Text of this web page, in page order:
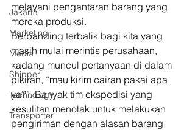
Jakarta
Marketing
Media
Shipper
Technology
Transporter
melayani pengantaran barang yang
mereka produksi.
Berbanding terbalik bagi kita yang
masih mulai merintis perusahaan,
kadang muncul pertanyaan di dalam
pikiran, “mau kirim cairan pakai apa
ya?”. Banyak tim ekspedisi yang
kesulitan menolak untuk melakukan
pengiriman dengan alasan barang